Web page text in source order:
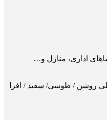
اداری، منازل و…
روشن / طوسی/ سفید / افرا